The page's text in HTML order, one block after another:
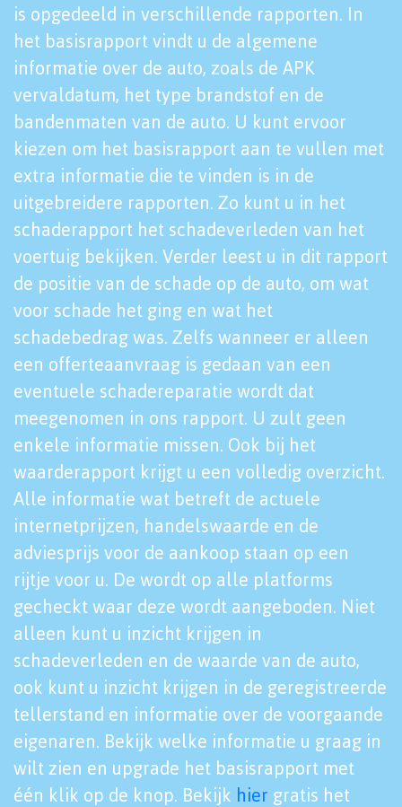
is opgedeeld in verschillende rapporten. In
het basisrapport vindt u de algemene
informatie over de auto, zoals de APK
vervaldatum, het type brandstof en de
bandenmaten van de auto. U kunt ervoor
kiezen om het basisrapport aan te vullen met
extra informatie die te vinden is in de
uitgebreidere rapporten. Zo kunt u in het
schaderapport het schadeverleden van het
voertuig bekijken. Verder leest u in dit rapport
de positie van de schade op de auto, om wat
voor schade het ging en wat het
schadebedrag was. Zelfs wanneer er alleen
een offerteaanvraag is gedaan van een
eventuele schadereparatie wordt dat
meegenomen in ons rapport. U zult geen
enkele informatie missen. Ook bij het
waarderapport krijgt u een volledig overzicht.
Alle informatie wat betreft de actuele
internetprijzen, handelswaarde en de
adviesprijs voor de aankoop staan op een
rijtje voor u. De wordt op alle platforms
gecheckt waar deze wordt aangeboden. Niet
alleen kunt u inzicht krijgen in
schadeverleden en de waarde van de auto,
ook kunt u inzicht krijgen in de geregistreerde
tellerstand en informatie over de voorgaande
eigenaren. Bekijk welke informatie u graag in
wilt zien en upgrade het basisrapport met
één klik op de knop. Bekijk hier gratis het